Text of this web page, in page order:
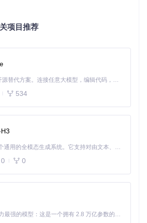
示，包含菜单栏、功能区和切换区
件
确认元数据已按设置更新
统
名自动化：
留原始文件名
信息
标题>.pdf可生成规范的文件命名格式。
生成实用书签？
阅读体验差，定位困难
档，没有书签导航就像在图书馆找不到索
率和信息获取速度。
项目推荐
Claude Code 的开源替代方案。连接任意大模型，编辑代码，运行命令，自动验证 — 全自动执行。用 Rust 构建，极致性能。 ｜ An open-source alternative to Claude Code. Connect any LLM, edit code, run commands, and verify changes — autonomously. Built in Rust for speed. Get Started
534
MiniMax H3 是一个通用的全模态生成系统。它支持对由文本、图像、视频和音频组成的多模态上下文进行统一理解，并能生成分辨率高达 2K、时长可达 15 秒的带原生立体声音频的视频。得益于面向任务泛化的系统设计，H3 在预训练阶段就已具备广泛的多模态上下文理解与生成能力，能够出色地执行复杂的多模态指令。
0 0
Kimi K3 是Kimi能力最强的模型：这是一个拥有 2.8 万亿参数的混合专家（MoE）模型，具备原生视觉理解能力，并支持 100 万 token 的上下文窗口。